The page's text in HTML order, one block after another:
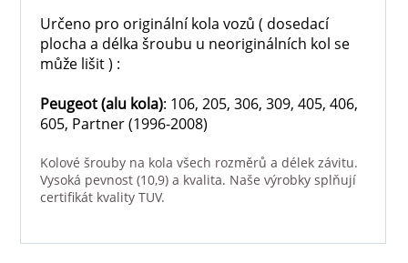
Určeno pro originální kola vozů ( dosedací
plocha a délka šroubu u neoriginálních kol se
může lišit ) :
Peugeot(alu kola): 106, 205, 306, 309, 405, 406,
605, Partner (1996-2008)
Kolové šrouby na kola všech rozměrů a délek závitu.
Vysoká pevnost (10,9) a kvalita. Naše výrobky splňují
certifikát kvality TUV.